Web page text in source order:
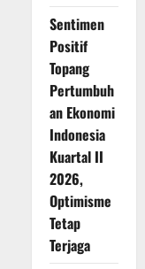
Sentimen
Positif
Topang
Pertumbuh
an Ekonomi
Indonesia
Kuartal II
2026,
Optimisme
Tetap
Terjaga